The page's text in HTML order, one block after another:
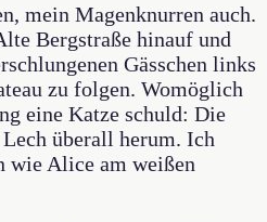
mein Magenknurren auch.
Bergstraße hinauf und
Gässchen links
zu folgen. Womöglich
eine Katze schuld: Die
überall herum. Ich
wie Alice am weißen